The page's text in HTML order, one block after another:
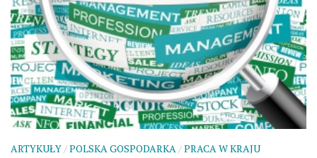
ARTYKUŁY/POLSKA GOSPODARKA/PRACA W KRAJU